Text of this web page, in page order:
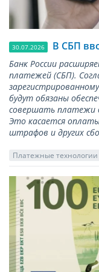
30.07.2026 В СБП
Банк России
платежей (СБП).
будут обязаны
совершать платежи в
Это касается оплаты
штрафов и других
Платежные технологии